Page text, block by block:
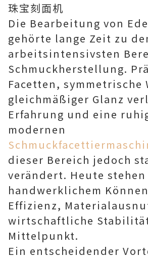
珠宝刻面机
Die Bearbeitung von
gehörte lange Zeit zu
arbeitsintensivsten
Schmuckherstellung.
Facetten, symmetrische
gleichmäßiger Glanz
Erfahrung und eine
modernen
dieser Bereich jedoch
verändert. Heute stehen
handwerklichem
Effizienz,
wirtschaftliche
Mittelpunkt.
Ein entscheidender